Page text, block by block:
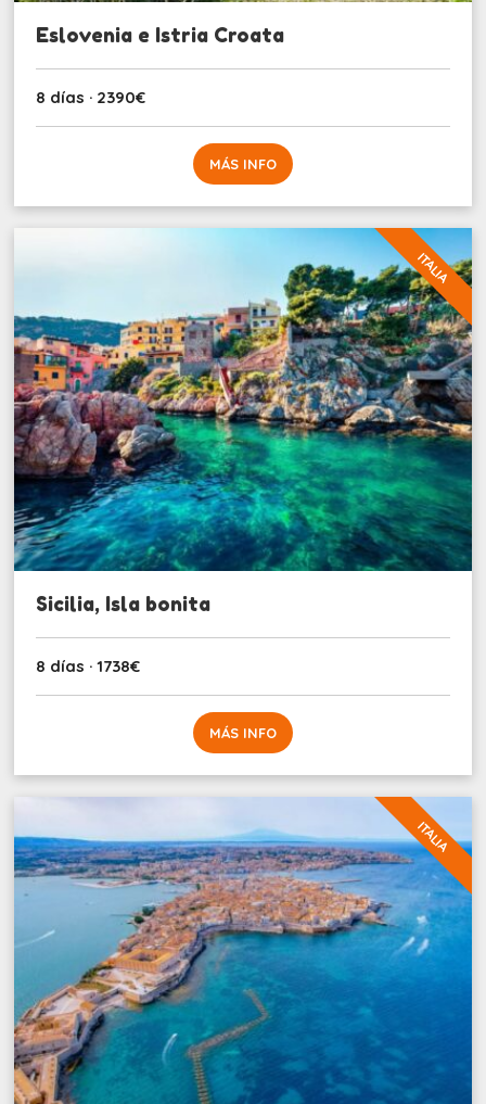
Eslovenia e Istria Croata
8 días · 2390€
MÁS INFO
ITALIA
Sicilia, Isla bonita
8 días · 1738€
MÁS INFO
ITALIA